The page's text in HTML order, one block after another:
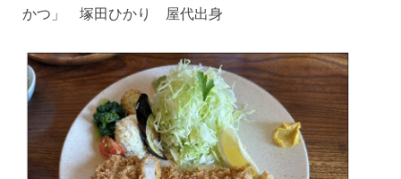
かつ」 塚田ひかり 屋代出身